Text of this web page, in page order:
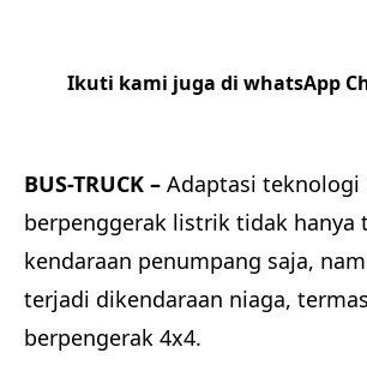
Ikuti kami juga di whatsApp
BUS-TRUCK – Adaptasi teknologi
berpenggerak listrik tidak hanya
kendaraan penumpang saja,
terjadi dikendaraan niaga,
berpengerak 4x4.